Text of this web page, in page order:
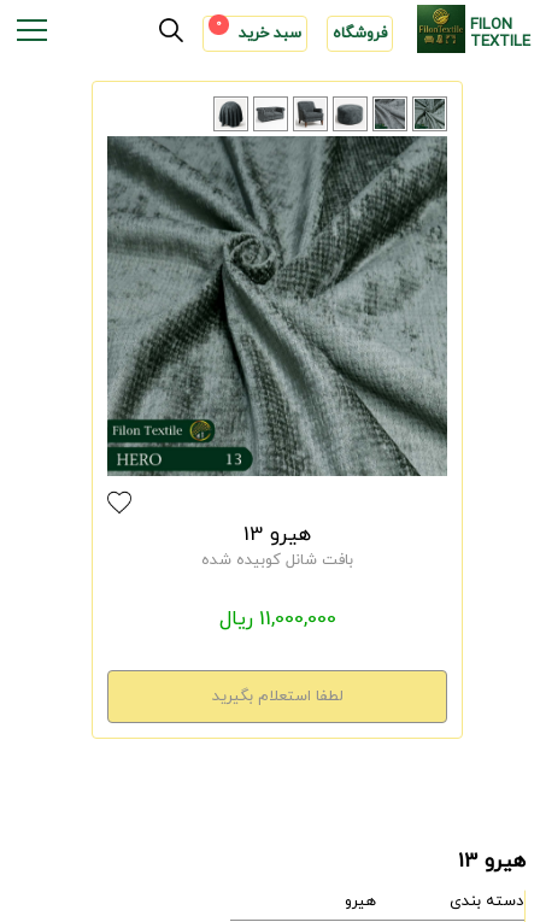
FILON
TEXTILE فروشگاه سبد خرید 0
هیرو 13
بافت شانل کوبیده شده
11,000,000 ریال
هیرو 13
دسته بندی
هیرو